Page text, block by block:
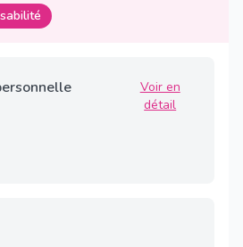
Voir en
détail